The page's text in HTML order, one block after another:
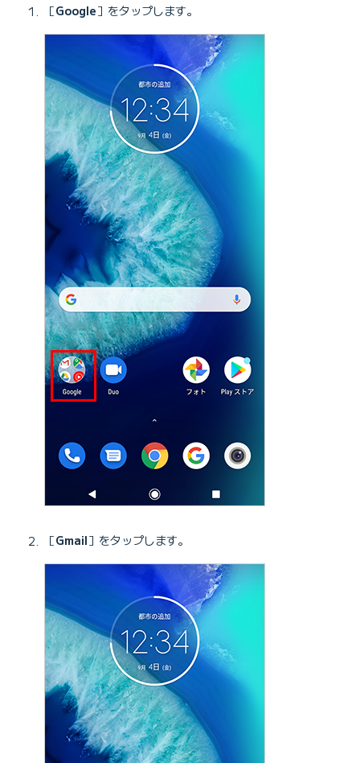
［Google］をタップします。
［Gmail］をタップします。